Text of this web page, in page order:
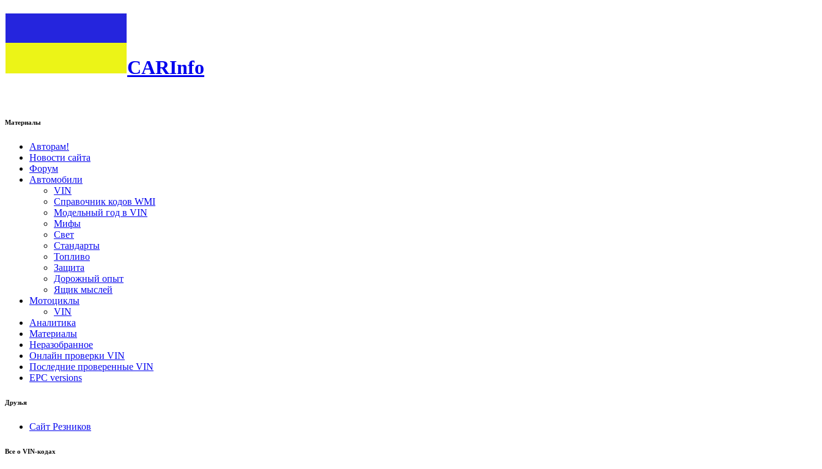
CARInfo
Материалы
Авторам!
Новости сайта
Форум
Автомобили
VIN
Справочник кодов WMI
Модельный год в VIN
Мифы
Свет
Стандарты
Топливо
Защита
Дорожный опыт
Ящик мыслей
Мотоциклы
VIN
Аналитика
Материалы
Неразобранное
Онлайн проверки VIN
Последние проверенные VIN
EPC versions
Друзья
Сайт Резников
Все о VIN-кодах